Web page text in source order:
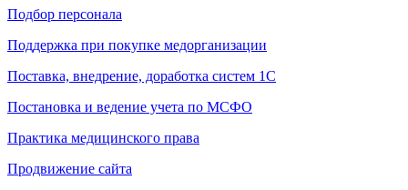
Подбор персонала
Поддержка при покупке медорганизации
Поставка, внедрение, доработка систем 1С
Постановка и ведение учета по МСФО
Практика медицинского права
Продвижение сайта